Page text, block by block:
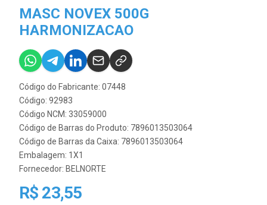
MASC NOVEX 500G
HARMONIZACAO
Código do Fabricante: 07448
Código: 92983
Código NCM: 33059000
Código de Barras do Produto: 7896013503064
Código de Barras da Caixa: 7896013503064
Embalagem: 1X1
Fornecedor: BELNORTE
R$ 23,55